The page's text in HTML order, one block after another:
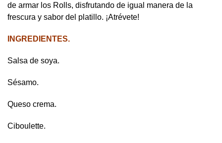
de armar los Rolls, disfrutando de igual manera de la
frescura y sabor del platillo. ¡Atrévete!
INGREDIENTES.
Salsa de soya.
Sésamo.
Queso crema.
Ciboulette.